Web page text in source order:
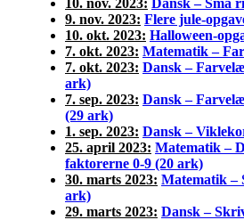
10. nov. 2023: Dansk – Små
9. nov. 2023: Flere jule-
10. okt. 2023: Halloween-
7. okt. 2023: Matematik –
7. okt. 2023: Dansk –
ark)
7. sep. 2023: Dansk –
(29 ark)
1. sep. 2023: Dansk –
25. april 2023: Matematik –
faktorerne 0-9 (20 ark)
30. marts 2023: Matematik –
ark)
29. marts 2023: Dansk –